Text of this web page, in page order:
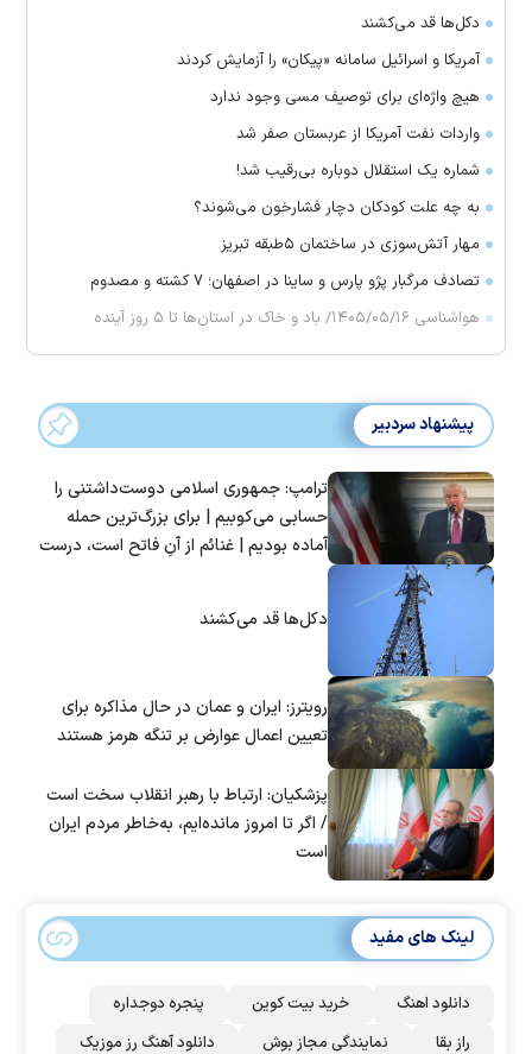
دکل‌ها قد می‌کشند
آمریکا و اسرائیل سامانه «پیکان» را آزمایش کردند
هیچ واژه‌ای برای توصیف مسی وجود ندارد
واردات نفت آمریکا از عربستان صفر شد
شماره یک استقلال دوباره بی‌رقیب شد!
به چه علت کودکان دچار فشارخون می‌شوند؟
مهار آتش‌سوزی در ساختمان ۵‌طبقه تبریز
تصادف مرگبار پژو پارس و ساینا در اصفهان؛ ۷ کشته و مصدوم
هواشناسی ۱۴۰۵/۰۵/۱۶/ باد و خاک در استان‌ها تا ۵ روز آینده
پیشنهاد سردبیر
ترامپ: جمهوری اسلامی دوست‌داشتنی را
حسابی می‌کوبیم | برای بزرگ‌ترین حمله
آماده بودیم | غنائم از آنِ فاتح است، درست
دکل‌ها قد می‌کشند
رویترز: ایران و عمان در حال مذاکره برای
تعیین اعمال عوارض بر تنگه هرمز هستند
پزشکیان: ارتباط با رهبر انقلاب سخت است
/ اگر تا امروز مانده‌ایم، به‌خاطر مردم ایران
است
لینک های مفید
دانلود اهنگ خرید بیت کوین
پنجره دوجداره
راز بقا
نمایندگی مجاز بوش دانلود آهنگ رز‌ موزیک